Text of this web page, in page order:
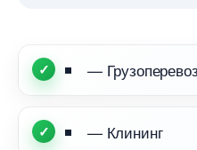
—
— Клинин